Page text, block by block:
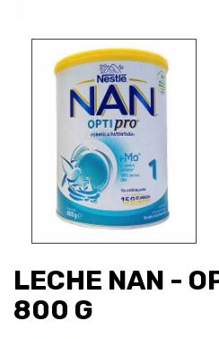
LECHE NAN -
800 G